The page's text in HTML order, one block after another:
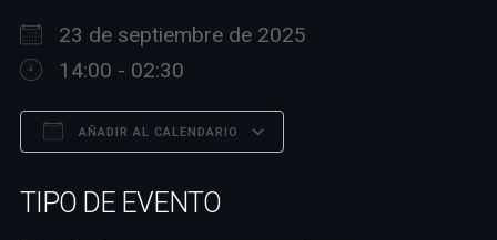
23 de septiembre de 2025
14:00 - 02:30
AÑADIR AL CALENDARIO
TIPO DE EVENTO